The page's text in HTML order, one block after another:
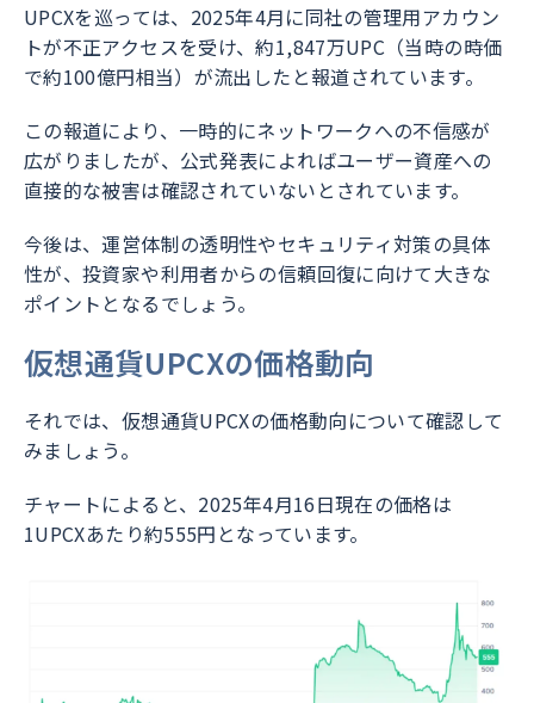
UPCXを巡っては、2025年4月に同社の管理用アカウン
トが不正アクセスを受け、約1,847万UPC（当時の時価
で約100億円相当）が流出したと報道されています。
この報道により、一時的にネットワークへの不信感が
広がりましたが、公式発表によればユーザー資産への
直接的な被害は確認されていないとされています。
今後は、運営体制の透明性やセキュリティ対策の具体
性が、投資家や利用者からの信頼回復に向けて大きな
ポイントとなるでしょう。
仮想通貨UPCXの価格動向
それでは、仮想通貨UPCXの価格動向について確認して
みましょう。
チャートによると、2025年4月16日現在の価格は
1UPCXあたり約555円となっています。